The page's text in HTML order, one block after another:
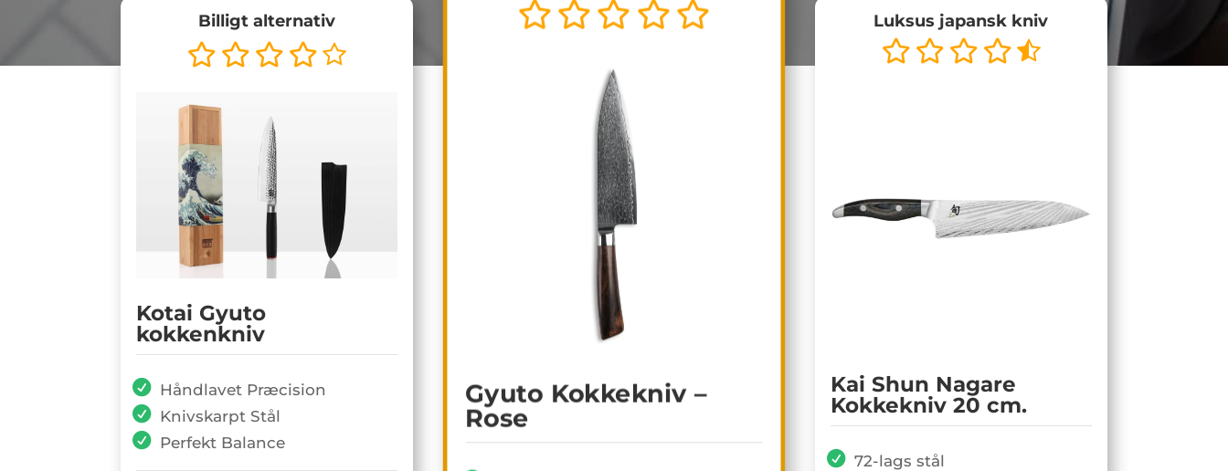
Billigt alternativ
Kotai Gyuto
kokkenkniv
Håndlavet Præcision
Knivskarpt Stål
Perfekt Balance
Gyuto Kokkekniv –
Rose
Luksus japansk kniv
Kai Shun Nagare
Kokkekniv 20 cm.
72-lags stål